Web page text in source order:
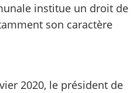
institue un droit de
son caractère
2020, le président de